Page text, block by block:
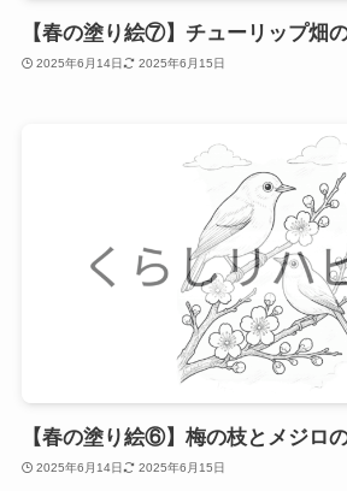
【春の塗り絵⑦】チューリップ畑
2025年6月14日 2025年6月15日
【春の塗り絵⑥】梅の枝とメジロ
2025年6月14日 2025年6月15日